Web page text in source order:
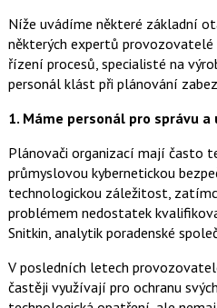
Níže uvádíme některé základní
některých expertů provozovatelé
řízení procesů, specialisté na
personál klást při plánování
1. Máme personál pro správu a
Plánovači organizací mají často
průmyslovou kybernetickou
technologickou záležitost,
problémem nedostatek
Snitkin, analytik poradenské
V posledních letech
častěji využívají pro ochranu